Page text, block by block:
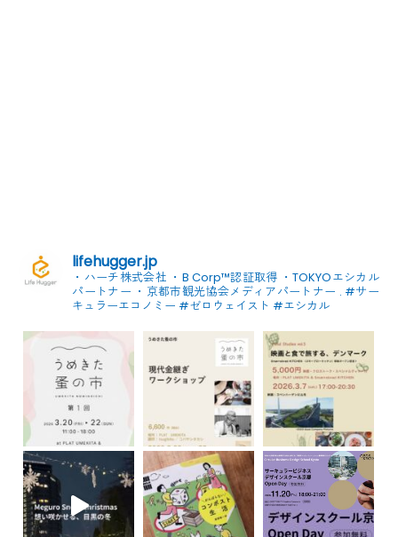
lifehugger.jp
・ハーチ株式会社 ・B Corp™認証取得 ・TOKYOエシカル
パートナー ・京都市観光協会メディアパートナー . #サー
キュラーエコノミー #ゼロウェイスト #エシカル